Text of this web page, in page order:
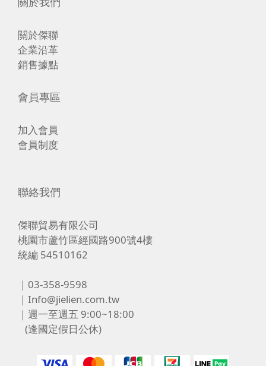
關於傑聯
企業沿革
銷售據點
會員專區
加入會員
會員制度
聯絡我們
傑聯貿易有限公司
桃園市蘆竹區經國路900號4樓
統編 54510162
｜03-358-9598
｜Info@jielien.com.tw
｜週一至週五 9:00~18:00
(逢國定假日公休)